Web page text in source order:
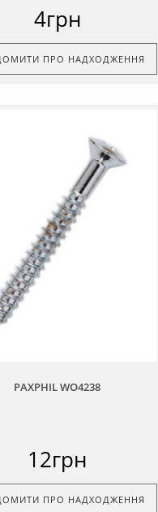
4грн
ПРО НАДХОДЖЕННЯ
PAXPHIL WO4238
12грн
ПРО НАДХОДЖЕННЯ